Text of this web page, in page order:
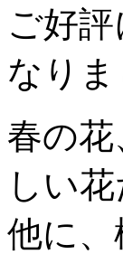
ご好
なりま
春の
しい
他に、